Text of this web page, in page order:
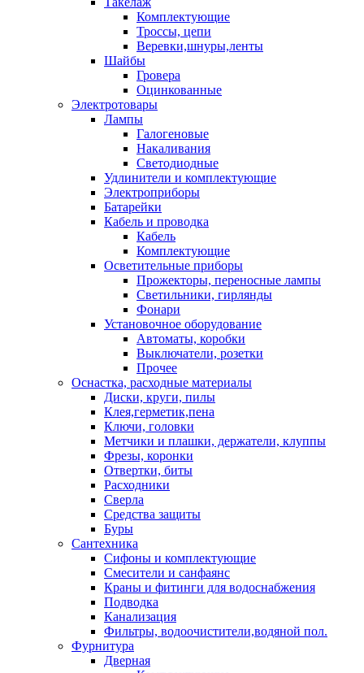
Комплектующие
Троссы, цепи
Веревки,шнуры,ленты
Шайбы
Гровера
Оцинкованные
Электротовары
Лампы
Галогеновые
Накаливания
Светодиодные
Удлинители и комплектующие
Электроприборы
Батарейки
Кабель и проводка
Кабель
Комплектующие
Осветительные приборы
Прожекторы, переносные лампы
Светильники, гирлянды
Фонари
Установочное оборудование
Автоматы, коробки
Выключатели, розетки
Прочее
Оснастка, расходные материалы
Диски, круги, пилы
Клея,герметик,пена
Ключи, головки
Метчики и плашки, держатели, клуппы
Фрезы, коронки
Отвертки, биты
Расходники
Сверла
Средства защиты
Буры
Сантехника
Сифоны и комплектующие
Смесители и санфаянс
Краны и фитинги для водоснабжения
Подводка
Канализация
Фильтры, водоочистители,водяной пол.
Фурнитура
Дверная